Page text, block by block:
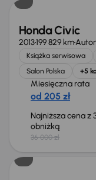
Honda Civic
2013199 829 km
Książka serwisowa
Salon Polska
+5
Miesięczna rata
od 205 zł
Najniższa cena z
obniżką
36 000 zł